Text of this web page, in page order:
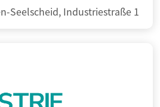
Seelscheid, Industriestraße 1